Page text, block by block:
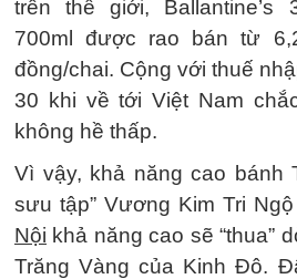
trên thế giới, Ballantine’s
700ml được rao bán từ
đồng/chai. Cộng với thuế
30 khi về tới Việt Nam
không hề thấp.
Vì vậy, khả năng cao bánh
sưu tập” Vương Kim Tri
Nội khả năng cao sẽ “thua”
Trăng Vàng của Kinh Đô.